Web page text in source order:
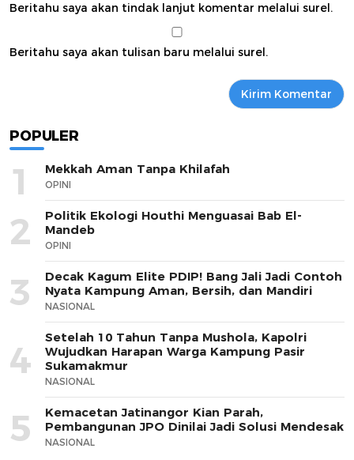
Beritahu saya akan tindak lanjut komentar melalui surel.
Beritahu saya akan tulisan baru melalui surel.
POPULER
1 Mekkah Aman Tanpa Khilafah
OPINI
2
Politik Ekologi Houthi Menguasai Bab El-
Mandeb
OPINI
3
Decak Kagum Elite PDIP! Bang Jali Jadi Contoh
Nyata Kampung Aman, Bersih, dan Mandiri
NASIONAL
4
Setelah 10 Tahun Tanpa Mushola, Kapolri
Wujudkan Harapan Warga Kampung Pasir
Sukamakmur
NASIONAL
5
Kemacetan Jatinangor Kian Parah,
Pembangunan JPO Dinilai Jadi Solusi Mendesak
NASIONAL